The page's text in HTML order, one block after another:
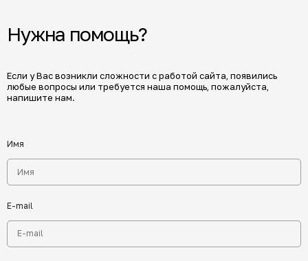
Нужна помощь?
Если у Вас возникли сложности с работой сайта, появились
любые вопросы или требуется наша помощь, пожалуйста,
напишите нам.
Имя
E-mail